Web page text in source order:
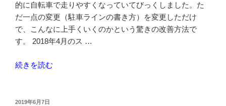
Postfix
relayhost
設
定”
的に自転車で走りやすくなっていてびっくしました。た
だ一点の変更（駐車ラインの書き方）を変更しただけ
で、こんなに上手くいくのかという驚きの改善方法で
す。 2018年4月のス …
“白
り
続きを読む
投
2019年6月7日